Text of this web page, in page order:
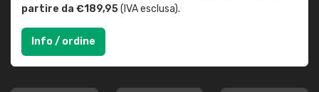
partire da €189,95(IVA esclusa).
Info / ordine